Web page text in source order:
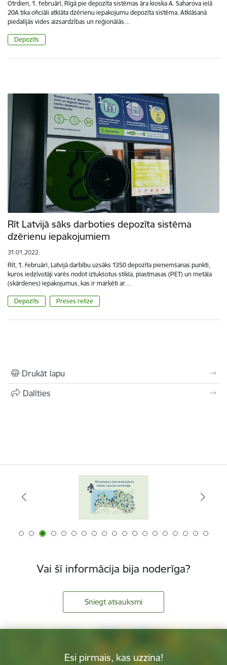
Otrdien, 1. februārī, Rīgā pie depozīta sistēmas āra kioska A. Saharova ielā
20A tika oficiāli atklāta dzērienu iepakojumu depozīta sistēma. Atklāšanā
piedalījās vides aizsardzības un reģionālās…
Depozīts
Rīt Latvijā sāks darboties depozīta sistēma
dzērienu iepakojumiem
31.01.2022.
Rīt, 1. februārī, Latvijā darbību uzsāks 1350 depozīta pieņemšanas punkti,
kuros iedzīvotāji varēs nodot iztukšotus stikla, plastmasas (PET) un metāla
(skārdenes) iepakojumus, kas ir marķēti ar…
Depozīts Preses relīze
Drukāt lapu
Dalīties
Vai šī informācija bija noderīga?
Sniegt atsauksmi
Esi pirmais, kas uzzina!